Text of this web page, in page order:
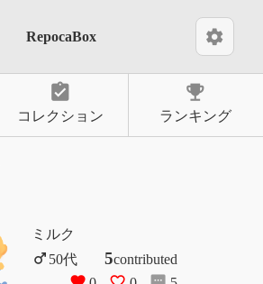
RepocaBox settings
assignment_turned_in
コレクション
emoji_events
ランキング
ミルク
5contributed